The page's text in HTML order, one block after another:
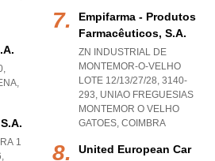
,
,
1
,
Empifarma - Produtos
Farmacêuticos, S.a.
ZN INDUSTRIAL DE
MONTEMOR-O-VELHO
LOTE 12/13/27/28, 3140-
293, UNIAO FREGUESIAS
MONTEMOR O VELHO
GATOES, COIMBRA
United European Car